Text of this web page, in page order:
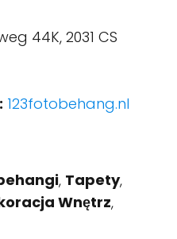
44K, 2031 CS
123fotobehang.nl
, Tapety,
Wnętrz,